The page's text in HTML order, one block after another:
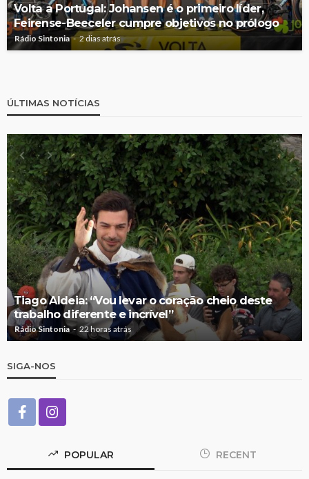
Volta a Portugal: Johansen é o primeiro líder,
Feirense-Beeceler cumpre objetivos no prólogo
Rádio Sintonia 2 dias atrás
ÚLTIMAS NOTÍCIAS
Tiago Aldeia: “Vou levar o coração cheio deste
trabalho diferente e incrível”
Rádio Sintonia 22 horas atrás
SIGA-NOS
POPULAR RECENT